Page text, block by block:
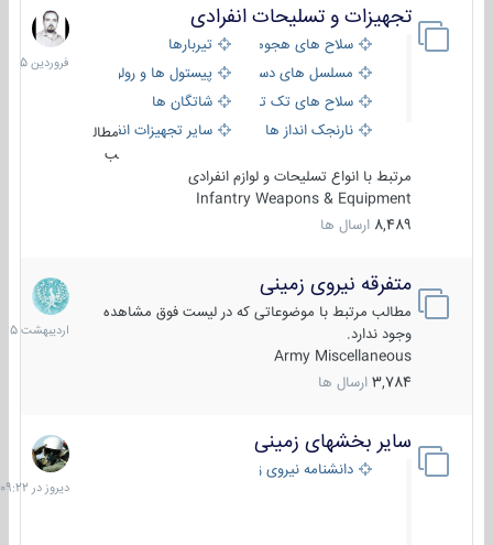
تجهیزات و تسلیحات انفرادی
سلاح های هجومی
تیربارها
مسلسل های دستی
پیستول ها و رولورها
سلاح های تک تیر اندازیشاتگان ها
نارنجک انداز ها
سایر تجهیزات انفرادی
مطال
ب
مرتبط با انواع تسلیحات و لوازم انفرادی
Infantry Weapons & Equipment
8,489 ارسال ها
17
فروردین
1405
متفرقه نیروی زمینی
مطالب مرتبط با موضوعاتی که در لیست فوق مشاهده
وجود ندارد.
Army Miscellaneous
3,784 ارسال ها
27
1405
سایر بخشهای زمینی
دانشنامه نیروی زمینی
دیروز
در
09:22